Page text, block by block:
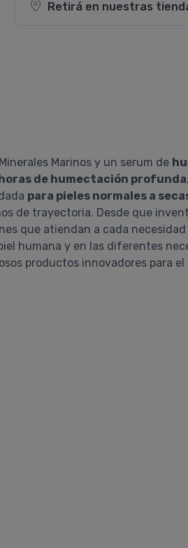
Retirá en nuestras
Marinos y un serum de
de humectación profunda,
para pieles normales a
de trayectoria. Desde que
que atiendan a cada
humana y en las diferentes
productos innovadores para el